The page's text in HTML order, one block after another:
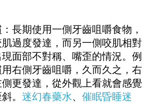
期使用一側牙齒咀嚼食物，
過度發達，而另一側咬肌相對
面部不對稱、嘴歪的情況。例
右側牙齒咀嚼，久而久之，右
更發達，從外觀上看就會感覺
。 迷幻春藥水、 催眠昏睡迷